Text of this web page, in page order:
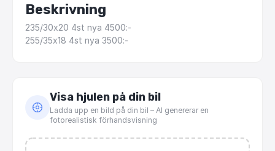
Beskrivning
235​/​30x20 4st nya 4500:-
255​/​35x18 4st nya 3500:-
Visa hjulen på din bil
Ladda upp en bild på din bil – AI genererar en
fotorealistisk förhandsvisning